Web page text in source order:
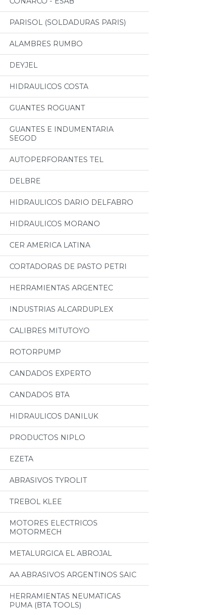
PARISOL (SOLDADURAS PARIS)
ALAMBRES RUMBO
DEYJEL
HIDRAULICOS COSTA
GUANTES ROGUANT
GUANTES E INDUMENTARIA
SEGOD
AUTOPERFORANTES TEL
DELBRE
HIDRAULICOS DARIO DELFABRO
HIDRAULICOS MORANO
CER AMERICA LATINA
CORTADORAS DE PASTO PETRI
HERRAMIENTAS ARGENTEC
INDUSTRIAS ALCARDUPLEX
CALIBRES MITUTOYO
ROTORPUMP
CANDADOS EXPERTO
CANDADOS BTA
HIDRAULICOS DANILUK
PRODUCTOS NIPLO
EZETA
ABRASIVOS TYROLIT
TREBOL KLEE
MOTORES ELECTRICOS
MOTORMECH
METALURGICA EL ABROJAL
AA ABRASIVOS ARGENTINOS SAIC
HERRAMIENTAS NEUMATICAS
PUMA (BTA TOOLS)